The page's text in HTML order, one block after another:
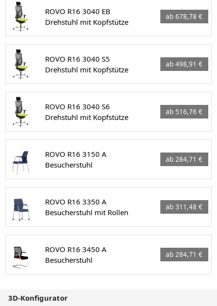
ROVO R16 3040 EB
Drehstuhl mit Kopfstütze
ab 678,78 €
ROVO R16 3040 S5
Drehstuhl mit Kopfstütze
ab 498,91 €
ROVO R16 3040 S6
Drehstuhl mit Kopfstütze
ab 516,76 €
ROVO R16 3150 A
Besucherstuhl
ab 284,71 €
ROVO R16 3350 A
Besucherstuhl mit Rollen
ab 311,48 €
ROVO R16 3450 A
Besucherstuhl
ab 284,71 €
3D-Konfigurator